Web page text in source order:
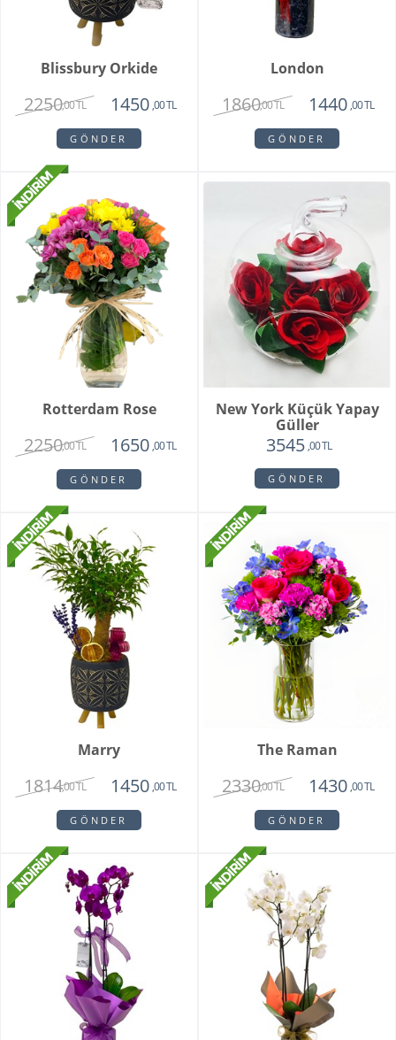
Blissbury Orkide
2250,00 TL 1450 ,00 TL
GÖNDER
London
1860,00 TL 1440 ,00 TL
GÖNDER
Rotterdam Rose
2250,00 TL 1650 ,00 TL
GÖNDER
New York Küçük Yapay
Güller
3545 ,00 TL
GÖNDER
Marry
1814,00 TL 1450 ,00 TL
GÖNDER
The Raman
2330,00 TL 1430 ,00 TL
GÖNDER